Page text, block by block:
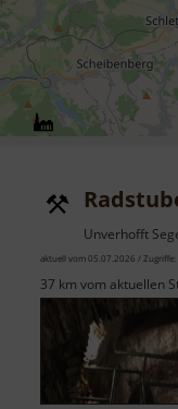
Unverhofft
aktuell vom 05.07.2026 / Zugriffe:
37 km vom aktuellen